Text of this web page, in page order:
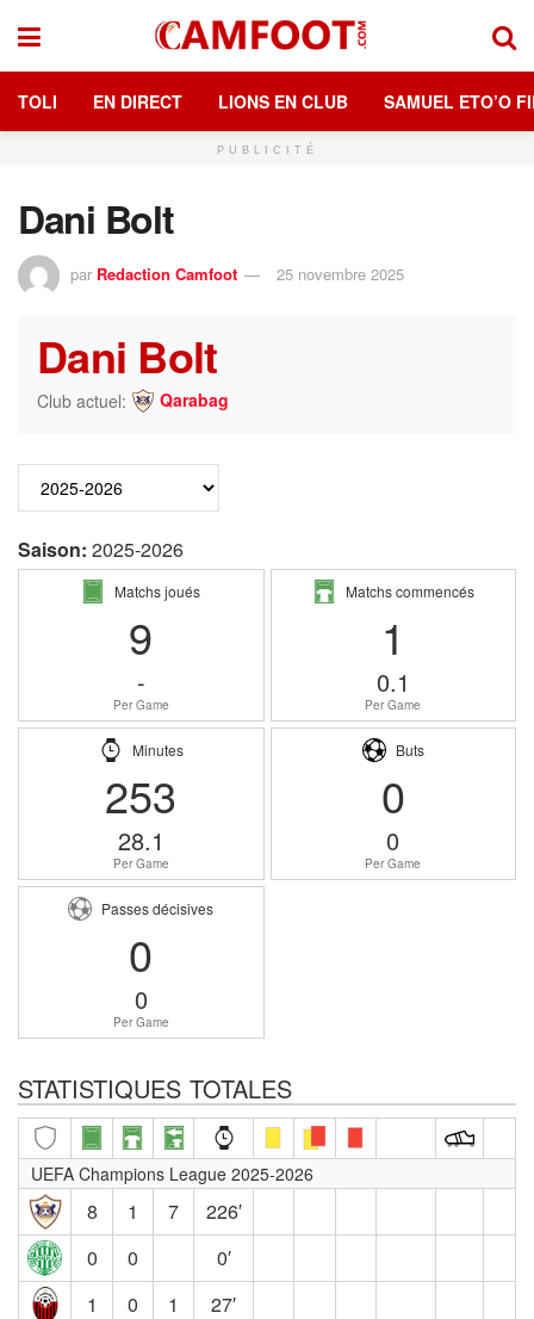
TOLI EN DIRECT LIONS EN CLUB SAMUEL ETO’O
PUBLICITÉ
Dani Bolt
par Redaction Camfoot 25 novembre 2025
Dani Bolt
Club actuel: Qarabag
Saison: 2025-2026
Matchs joués
9
-
Per Game
Matchs commencés
1
0.1
Per Game
Minutes
253
28.1
Per Game
Buts
0
0
Per Game
Passes décisives
0
0
Per Game
STATISTIQUES TOTALES
UEFA Champions League 2025-2026
8 1 7
226′
0
0
0′
1
0 1
27′